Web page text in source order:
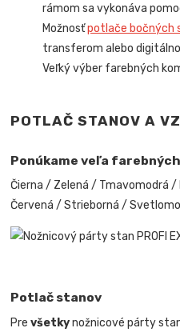
rámom sa vykonáva
Možnosťpotlače bočných
transferom alebo
Veľký výber farebných
POTLAČ STANOV A
Ponúkame veľa
Čierna / Zelená / Tmavomodrá
Červená / Strieborná /
Potlač stanov
Prevšetkynožnicové párty